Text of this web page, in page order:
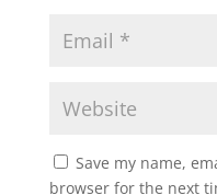
Save my name,
browser for the next